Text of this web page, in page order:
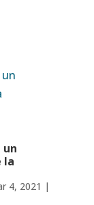
un
la
4, 2021 |